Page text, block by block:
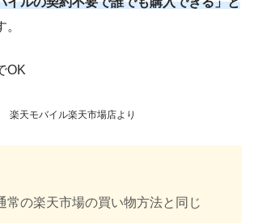
楽天モバイル楽天市場店より
常の楽天市場の買い物方法と同じ